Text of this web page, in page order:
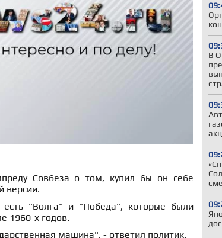
В
Совбеза о том, купил бы он себе
версии.
"Волга" и "Победа", которые были
1960-х годов.
машина", - ответил политик.